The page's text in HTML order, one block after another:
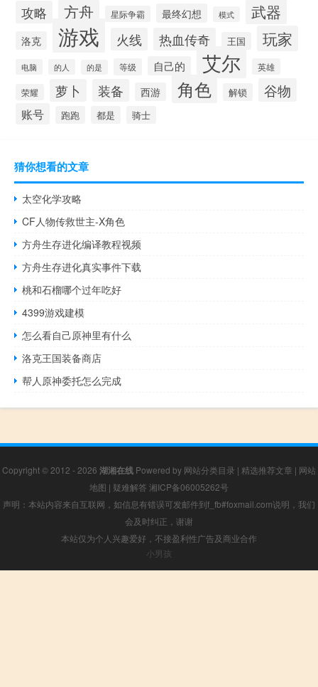
攻略 方舟 星际争霸 最终幻想 模式 武器
洛克 游戏 火线 热血传奇 王国 玩家
电脑 的人 的是 等级 自己的 艾尔 英雄
荣耀 萝卜 装备 西游 角色 解锁 谷物
账号 跑跑 都是 骑士
猜你想看的文章
太空化学攻略
CF人物传救世主-X角色
方舟生存进化编译教程视频
方舟生存进化真实事件下载
桃和石榴哪个过年吃好
4399游戏建模
怎么看自己原神里有什么
洛克王国装备商店
帮人原神委托怎么完成
Copyright © 2012 - 2026 湖湘在线 Powered by 网站分类目录 | 精选推荐文章 | 网站
地图 | 疑难解答 湘ICP备06005262号
声明：本站内容来自互联网，如信息有错误可发邮件到f_fb#foxmail.com说明，我们
会及时纠正，谢谢
本站仅为个人兴趣爱好，不接盈利性广告及商业合作
小男孩